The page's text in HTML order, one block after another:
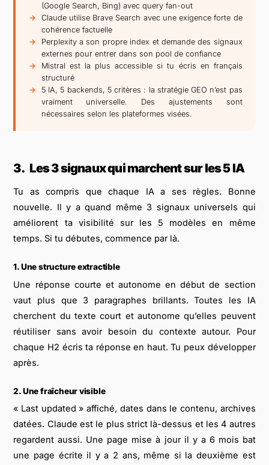
(Google Search, Bing) avec query fan-out
Claude utilise Brave Search avec une exigence forte de
cohérence factuelle
Perplexity a son propre index et demande des signaux
externes pour entrer dans son pool de confiance
Mistral est la plus accessible si tu écris en français
structuré
5 IA, 5 backends, 5 critères : la stratégie GEO n’est pas
vraiment universelle. Des ajustements sont
nécessaires selon les plateformes visées.
3. Les 3 signaux qui marchent sur les 5 IA
Tu as compris que chaque IA a ses règles. Bonne
nouvelle. Il y a quand même 3 signaux universels qui
améliorent ta visibilité sur les 5 modèles en même
temps. Si tu débutes, commence par là.
1. Une structure extractible
Une réponse courte et autonome en début de section
vaut plus que 3 paragraphes brillants. Toutes les IA
cherchent du texte court et autonome qu’elles peuvent
réutiliser sans avoir besoin du contexte autour. Pour
chaque H2 écris ta réponse en haut. Tu peux développer
après.
2. Une fraîcheur visible
« Last updated » affiché, dates dans le contenu, archives
datées. Claude est le plus strict là-dessus et les 4 autres
regardent aussi. Une page mise à jour il y a 6 mois bat
une page écrite il y a 2 ans, même si la deuxième est